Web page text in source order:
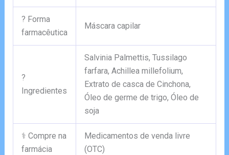
? Forma
farmacêutica
Máscara capilar
?
Ingredientes
Salvinia Palmettis, Tussilago
farfara, Achillea millefolium,
Extrato de casca de Cinchona,
Óleo de germe de trigo, Óleo de
soja
⚕️ Compre na
farmácia
Medicamentos de venda livre
(OTC)